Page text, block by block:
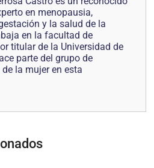
en menopausia,
y la salud de la
en la facultad de
titular de la Universidad de
parte del grupo de
la mujer en esta